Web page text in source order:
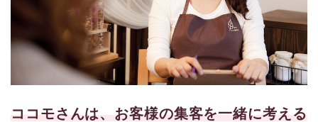
ココモさんは、お客様の集客を一緒に考える